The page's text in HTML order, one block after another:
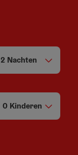
2 Nachten
0 Kinderen